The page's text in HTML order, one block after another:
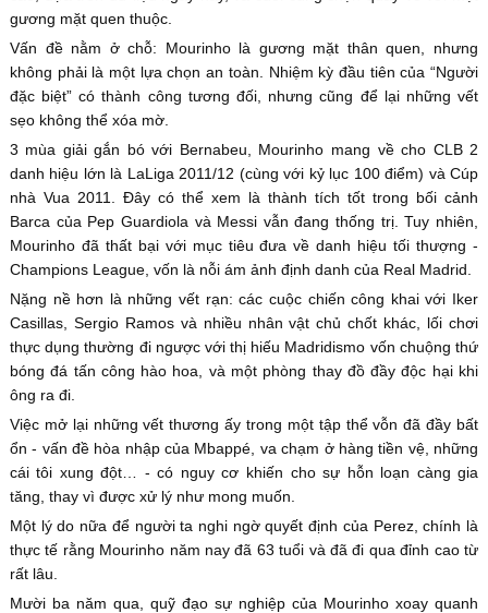
gương mặt quen thuộc.
Vấn đề nằm ở chỗ: Mourinho là gương mặt thân quen, nhưng
không phải là một lựa chọn an toàn. Nhiệm kỳ đầu tiên của “Người
đặc biệt” có thành công tương đối, nhưng cũng để lại những vết
sẹo không thể xóa mờ.
3 mùa giải gắn bó với Bernabeu, Mourinho mang về cho CLB 2
danh hiệu lớn là LaLiga 2011/12 (cùng với kỷ lục 100 điểm) và Cúp
nhà Vua 2011. Đây có thể xem là thành tích tốt trong bối cảnh
Barca của Pep Guardiola và Messi vẫn đang thống trị. Tuy nhiên,
Mourinho đã thất bại với mục tiêu đưa về danh hiệu tối thượng -
Champions League, vốn là nỗi ám ảnh định danh của Real Madrid.
Nặng nề hơn là những vết rạn: các cuộc chiến công khai với Iker
Casillas, Sergio Ramos và nhiều nhân vật chủ chốt khác, lối chơi
thực dụng thường đi ngược với thị hiếu Madridismo vốn chuộng thứ
bóng đá tấn công hào hoa, và một phòng thay đồ đầy độc hại khi
ông ra đi.
Việc mở lại những vết thương ấy trong một tập thể vỗn đã đầy bất
ổn - vấn đề hòa nhập của Mbappé, va chạm ở hàng tiền vệ, những
cái tôi xung đột… - có nguy cơ khiến cho sự hỗn loạn càng gia
tăng, thay vì được xử lý như mong muốn.
Một lý do nữa để người ta nghi ngờ quyết định của Perez, chính là
thực tế rằng Mourinho năm nay đã 63 tuổi và đã đi qua đỉnh cao từ
rất lâu.
Mười ba năm qua, quỹ đạo sự nghiệp của Mourinho xoay quanh